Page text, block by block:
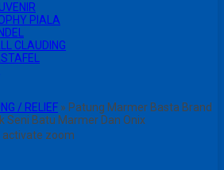
PIALA
CLAUDING
/ RELIEF » Patung Marmer Basta Brand
Seni Batu Marmer Dan Onix
activate zoom